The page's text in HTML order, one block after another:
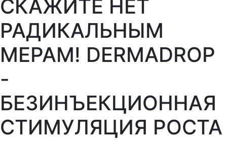
СКАЖИТЕ НЕТ
РАДИКАЛЬНЫМ
МЕРАМ! DERMADROP
-
БЕЗИНЪЕКЦИОННАЯ
СТИМУЛЯЦИЯ РОСТА